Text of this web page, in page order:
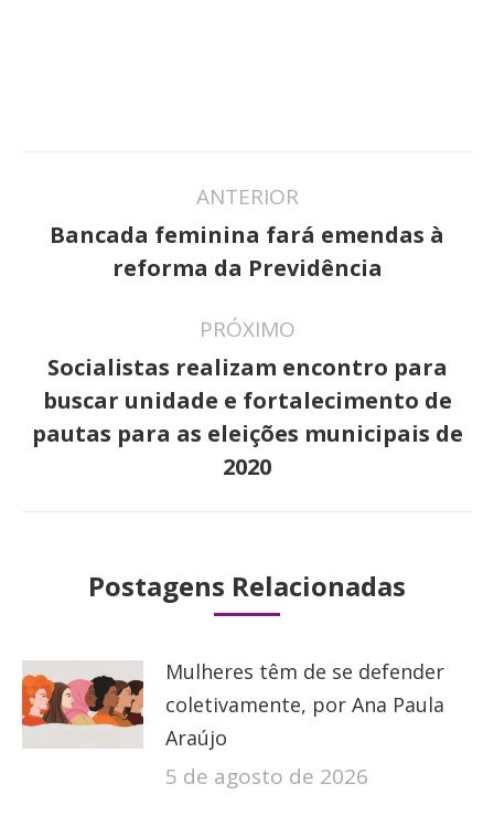
de
post:
ANTERIOR
Post
anterior:
Bancada feminina fará emendas à
reforma da Previdência
PRÓXIMO
Próximo
post:
Socialistas realizam encontro para
buscar unidade e fortalecimento de
pautas para as eleições municipais de
2020
Postagens Relacionadas
Mulheres têm de se defender
coletivamente, por Ana Paula
Araújo
5 de agosto de 2026